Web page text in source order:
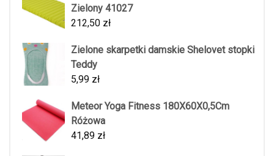
Zielony 41027
212,50 zł
Zielone skarpetki damskie Shelovet stopki
Teddy
5,99 zł
Meteor Yoga Fitness 180X60X0,5Cm
Różowa
41,89 zł